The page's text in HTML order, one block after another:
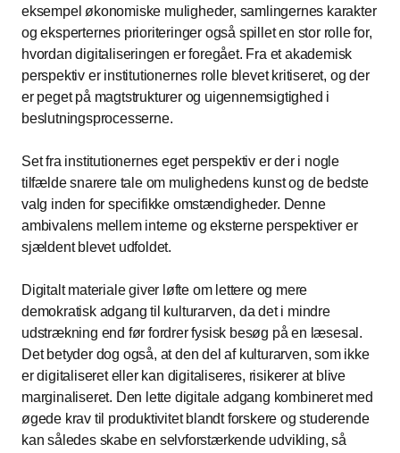
eksempel økonomiske muligheder, samlingernes karakter
og eksperternes prioriteringer også spillet en stor rolle for,
hvordan digitaliseringen er foregået. Fra et akademisk
perspektiv er institutionernes rolle blevet kritiseret, og der
er peget på magtstrukturer og uigennemsigtighed i
beslutningsprocesserne.
Set fra institutionernes eget perspektiv er der i nogle
tilfælde snarere tale om mulighedens kunst og de bedste
valg inden for specifikke omstændigheder. Denne
ambivalens mellem interne og eksterne perspektiver er
sjældent blevet udfoldet.
Digitalt materiale giver løfte om lettere og mere
demokratisk adgang til kulturarven, da det i mindre
udstrækning end før fordrer fysisk besøg på en læsesal.
Det betyder dog også, at den del af kulturarven, som ikke
er digitaliseret eller kan digitaliseres, risikerer at blive
marginaliseret. Den lette digitale adgang kombineret med
øgede krav til produktivitet blandt forskere og studerende
kan således skabe en selvforstærkende udvikling, så